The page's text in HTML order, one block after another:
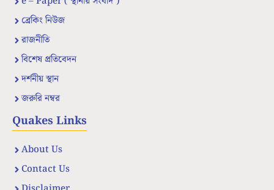
ব্রেকিং নিউজ
রাজনীতি
বিশেষ প্রতিবেদন
দর্শনীয় স্থান
জরুরি নম্বর
Quakes Links
About Us
Contact Us